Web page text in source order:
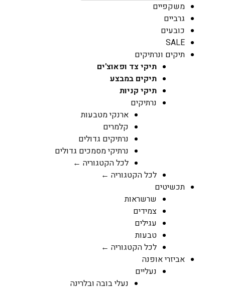
משקפיים
גרביים
כובעים
SALE
תיקים ונרתיקים
תיקי צד ופאוצ'ים
תיקים במבצע
תיקי קניות
נרתיקים
ארנקי מטבעות
קלמרים
נרתיקים גדולים
נרתיקי מסמכים גדולים
לכל הקטגוריה ←
לכל הקטגוריה ←
תכשיטים
שרשראות
צמידים
עגילים
טבעות
לכל הקטגוריה ←
אביזרי אופנה
נעליים
נעלי בובה ובלרינה